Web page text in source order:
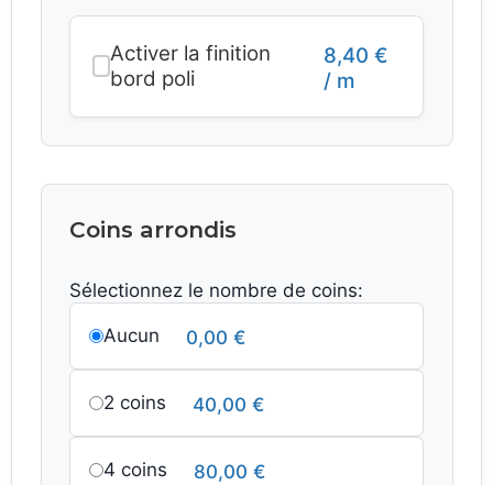
Activer la finition
bord poli
8,40€
/ m
Coins arrondis
Sélectionnez le nombre de coins:
Aucun 0,00 €
2 coins 40,00 €
4 coins 80,00 €